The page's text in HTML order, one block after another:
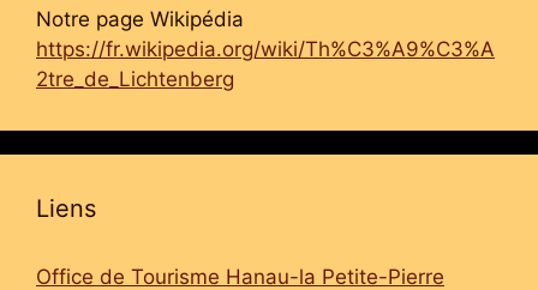
Notre page Wikipédia
https://fr.wikipedia.org/wiki/Th%C3%A9%C3%A
2tre_de_Lichtenberg
Liens
Office de Tourisme Hanau-la Petite-Pierre